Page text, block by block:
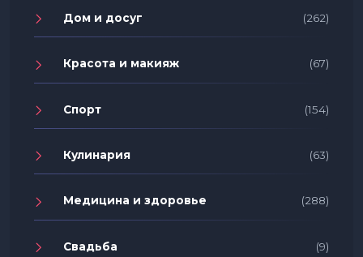
Дом и досуг (262)
Красота и макияж (67)
Спорт (154)
Кулинария (63)
Медицина и здоровье (288)
Свадьба (9)